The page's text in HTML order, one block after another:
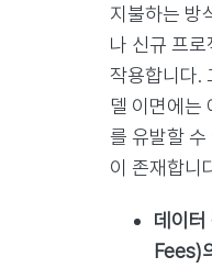
지불하는 방
나 신규 프
작용합니다.
델 이면에는
를 유발할 수
이 존재합니
데이
Fees)